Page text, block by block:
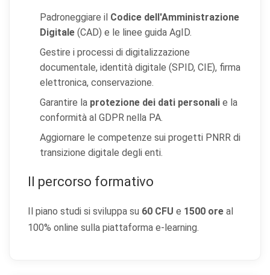
Padroneggiare il Codice dell'Amministrazione
Digitale (CAD) e le linee guida AgID.
Gestire i processi di digitalizzazione
documentale, identità digitale (SPID, CIE), firma
elettronica, conservazione.
Garantire la protezione dei dati personali e la
conformità al GDPR nella PA.
Aggiornare le competenze sui progetti PNRR di
transizione digitale degli enti.
Il percorso formativo
Il piano studi si sviluppa su 60 CFU e 1500 ore al
100% online sulla piattaforma e-learning.